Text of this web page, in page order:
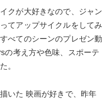
クが大好きなので、ジャン
てアップサイクルをしてみ
べてのシーンのプレゼン動
の考え方や色味、スポーテ
。
いた 映画が好きで、昨年